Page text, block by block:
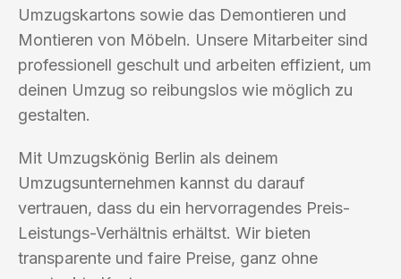
Umzugskartons sowie das Demontieren und
Montieren von Möbeln. Unsere Mitarbeiter sind
professionell geschult und arbeiten effizient, um
deinen Umzug so reibungslos wie möglich zu
gestalten.
Mit Umzugskönig Berlin als deinem
Umzugsunternehmen kannst du darauf
vertrauen, dass du ein hervorragendes Preis-
Leistungs-Verhältnis erhältst. Wir bieten
transparente und faire Preise, ganz ohne